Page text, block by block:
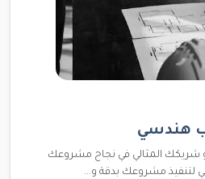
هندسي
المثالي في نجاح مشروعك
مشروعك بدقة و...